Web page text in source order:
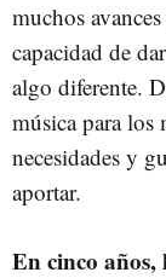
muchos
capacidad de
algo diferente.
música para los
necesidades y
aportar.
En cinco